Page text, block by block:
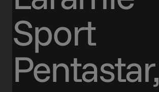
Sport
Pentastar,